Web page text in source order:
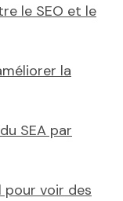
le SEO et le
la
SEA par
voir des